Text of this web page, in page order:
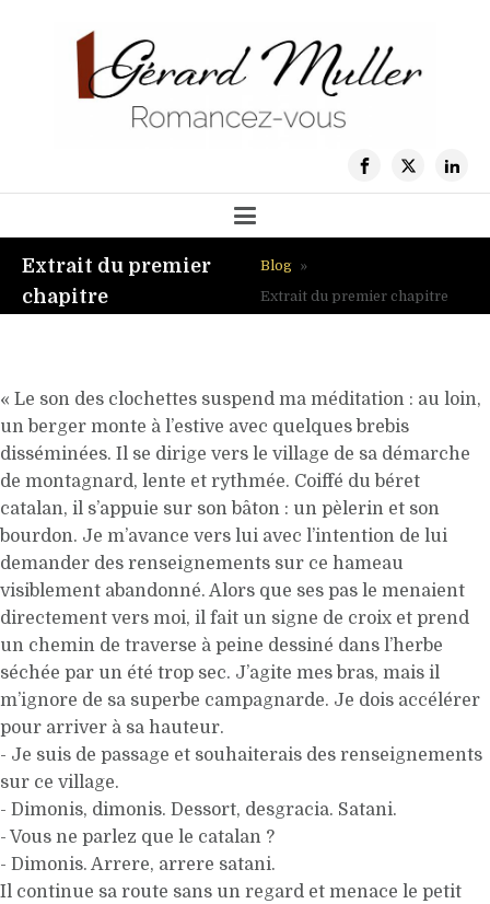
Extrait du premier
chapitre
Blog »
Extrait du premier chapitre
« Le son des clochettes suspend ma méditation : au loin,
un berger monte à l’estive avec quelques brebis
disséminées. Il se dirige vers le village de sa démarche
de montagnard, lente et rythmée. Coiffé du béret
catalan, il s’appuie sur son bâton : un pèlerin et son
bourdon. Je m’avance vers lui avec l’intention de lui
demander des renseignements sur ce hameau
visiblement abandonné. Alors que ses pas le menaient
directement vers moi, il fait un signe de croix et prend
un chemin de traverse à peine dessiné dans l’herbe
séchée par un été trop sec. J’agite mes bras, mais il
m’ignore de sa superbe campagnarde. Je dois accélérer
pour arriver à sa hauteur.
- Je suis de passage et souhaiterais des renseignements
sur ce village.
- Dimonis, dimonis. Dessort, desgracia. Satani.
- Vous ne parlez que le catalan ?
- Dimonis. Arrere, arrere satani.
Il continue sa route sans un regard et menace le petit